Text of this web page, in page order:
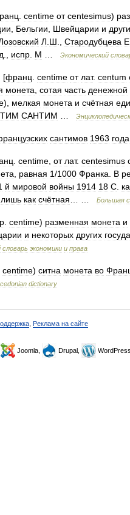
centime от centesimus)
Бельгии Швейцарии и
Л Ш Стародубцева Е
испр М Экономический
. [франц centime от лат. centum
монета сотая часть денежной
), мелкая монета и счётная
САНТИМ
сантимов 1963 года
centime от лат. centesimus
равная 1/1000 Франка В
й мировой войны 1914 18 С
лишь как счётная Большая
centime) разменная монета и
и некоторых других
словарь экономики и права
centime) ситна монета во
dictionary
Реклама на сайте
Joomla, Drupal,